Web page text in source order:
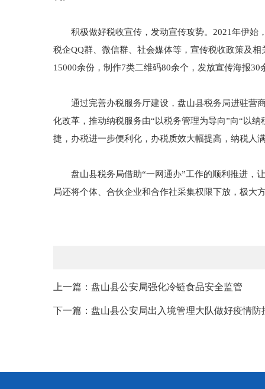
积极做好税收宣传，发动宣传攻势。2021年伊始
税企QQ群、微信群、社会媒体等，宣传税收政策及
15000余份，制作7类二维码80余个，发放宣传海报
通过完善办税服务厅建设，盘山县税务局进驻营商
化改革，推动纳税服务由“以税务管理为导向”向“以
捷，办税进一步便利化，办税质效大幅提高，纳税人
盘山县税务局借助“一网通办”工作的顺利推进，让
局还将个体、合伙企业和合作社采集权限下放，极大
上一篇：盘山县公安局强化冷链食品安全监管
下一篇：盘山县公安局出入境管理大队做好疫情防